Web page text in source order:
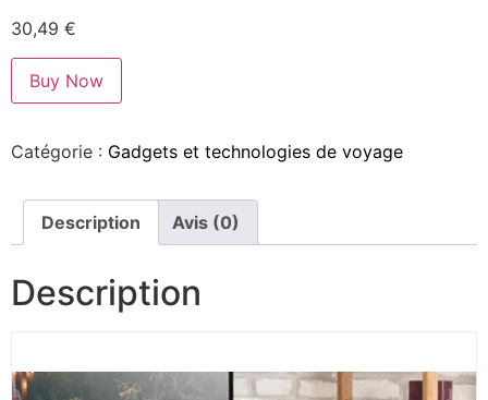
30,49 €
Buy Now
Catégorie : Gadgets et technologies de voyage
Description Avis (0)
Description